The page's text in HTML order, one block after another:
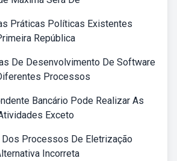
Práticas Políticas Existentes
República
De Desenvolvimento De Software
Processos
Bancário Pode Realizar As
Exceto
Processos De Eletrização
Incorreta